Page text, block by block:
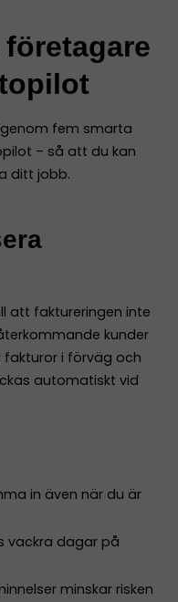
fem smarta
– så att du kan
ditt jobb.
att faktureringen inte
kunder
fakturor i förväg och
automatiskt vid
in även när du är
vackra dagar på
minskar risken